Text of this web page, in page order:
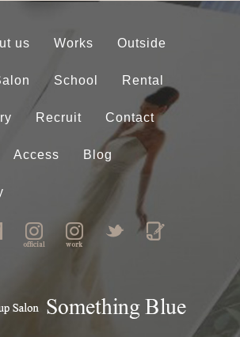
us Works Outside
School Rental
Recruit Contact
Access Blog